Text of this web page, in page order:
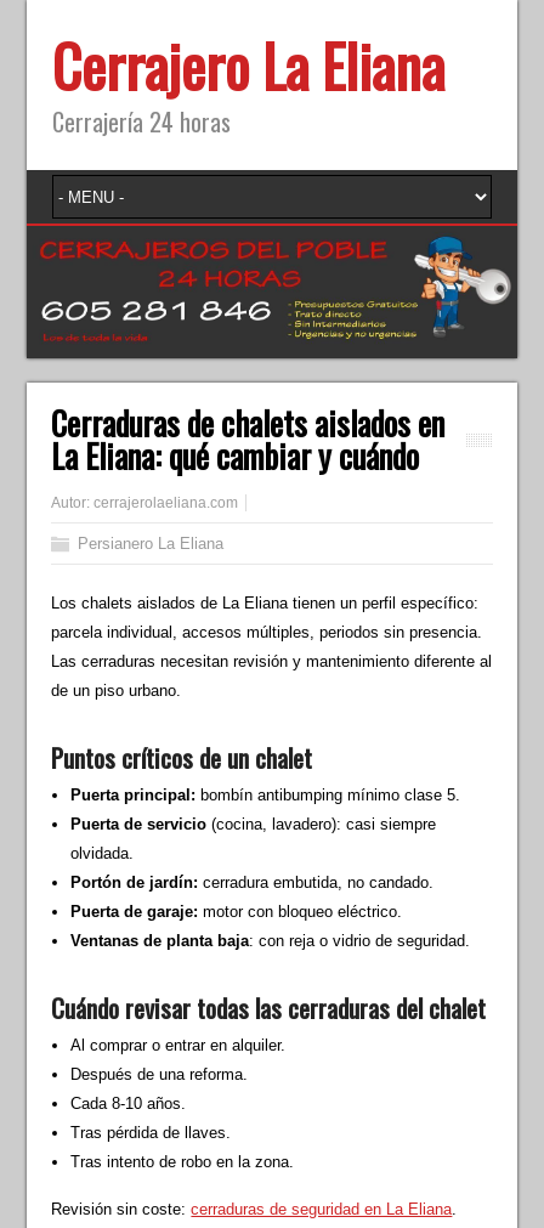
Cerrajero La Eliana
Cerrajería 24 horas
Cerraduras de chalets aislados en
La Eliana: qué cambiar y cuándo
Autor:cerrajerolaeliana.com
Persianero La Eliana
Los chalets aislados de La Eliana tienen un perfil específico:
parcela individual, accesos múltiples, periodos sin presencia.
Las cerraduras necesitan revisión y mantenimiento diferente al
de un piso urbano.
Puntos críticos de un chalet
Puerta principal: bombín antibumping mínimo clase 5.
Puerta de servicio (cocina, lavadero): casi siempre
olvidada.
Portón de jardín: cerradura embutida, no candado.
Puerta de garaje: motor con bloqueo eléctrico.
Ventanas de planta baja: con reja o vidrio de seguridad.
Cuándo revisar todas las cerraduras del chalet
Al comprar o entrar en alquiler.
Después de una reforma.
Cada 8-10 años.
Tras pérdida de llaves.
Tras intento de robo en la zona.
Revisión sin coste:cerraduras de seguridad en La Eliana